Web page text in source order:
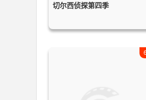
切尔西侦探第四季